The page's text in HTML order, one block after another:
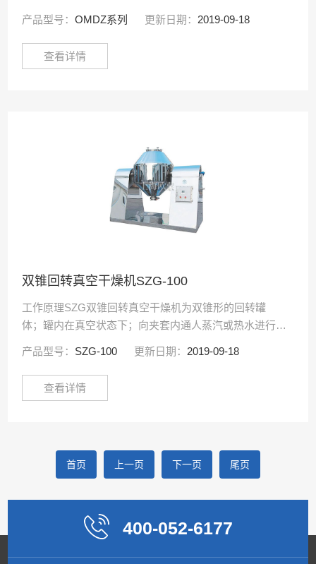
空干燥机”3-5倍。主要应用于制药、化工、农药、···
产品型号：OMDZ系列 更新日期： 2019-09-18
查看详情
双锥回转真空干燥机SZG-100
工作原理SZG双锥回转真空干燥机为双锥形的回转罐
体；罐内在真空状态下；向夹套内通人蒸汽或热水进行加
的水气；通过真空泵经真空排气管被抽走。由于罐体内处
于···
产品型号： SZG-100 更新日期： 2019-09-18
查看详情
首页 上一页 下一页 尾页
400-052-6177